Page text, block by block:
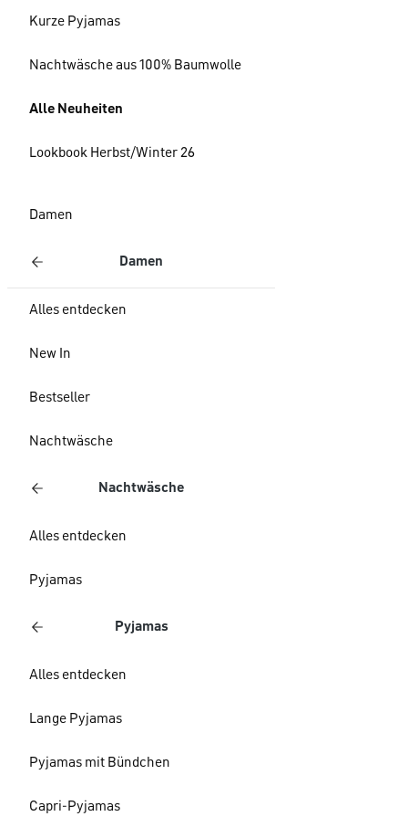
Kurze Pyjamas
Nachtwäsche aus 100% Baumwolle
Alle Neuheiten
Lookbook Herbst/Winter 26
Damen
Damen
Alles entdecken
New In
Bestseller
Nachtwäsche
Nachtwäsche
Alles entdecken
Pyjamas
Pyjamas
Alles entdecken
Lange Pyjamas
Pyjamas mit Bündchen
Capri-Pyjamas